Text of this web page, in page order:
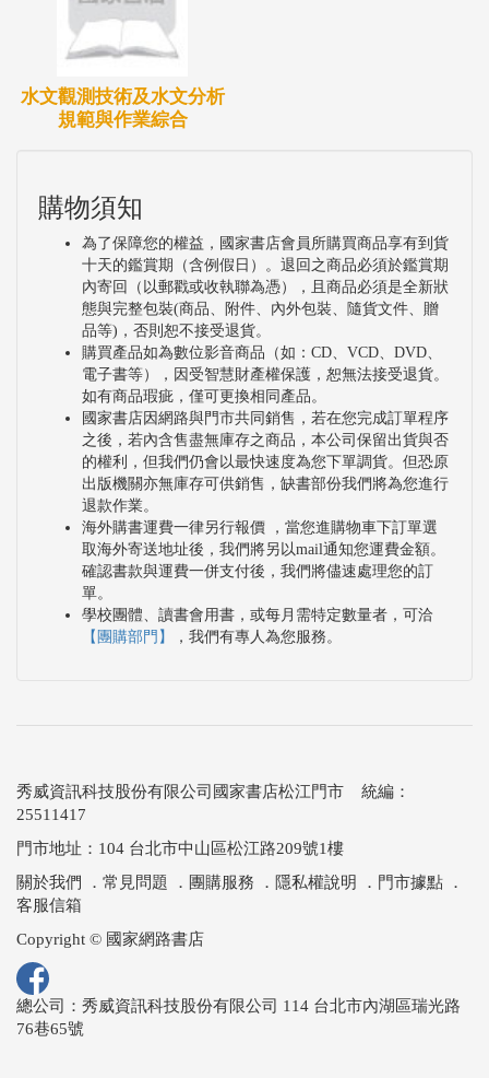
水文觀測技術及水文分析
規範與作業綜合
購物須知
為了保障您的權益，國家書店會員所購買商品享有到貨
十天的鑑賞期（含例假日）。退回之商品必須於鑑賞期
內寄回（以郵戳或收執聯為憑），且商品必須是全新狀
態與完整包裝(商品、附件、內外包裝、隨貨文件、贈
品等)，否則恕不接受退貨。
購買產品如為數位影音商品（如：CD、VCD、DVD、
電子書等），因受智慧財產權保護，恕無法接受退貨。
如有商品瑕疵，僅可更換相同產品。
國家書店因網路與門市共同銷售，若在您完成訂單程序
之後，若內含售盡無庫存之商品，本公司保留出貨與否
的權利，但我們仍會以最快速度為您下單調貨。但恐原
出版機關亦無庫存可供銷售，缺書部份我們將為您進行
退款作業。
海外購書運費一律另行報價 ，當您進購物車下訂單選
取海外寄送地址後，我們將另以mail通知您運費金額。
確認書款與運費一併支付後，我們將儘速處理您的訂
單。
學校團體、讀書會用書，或每月需特定數量者，可洽
【團購部門】
，我們有專人為您服務。
秀威資訊科技股份有限公司國家書店松江門市 統編：
25511417
門市地址：104 台北市中山區松江路209號1樓
關於我們
． 常見問題 ． 團購服務 ． 隱私權說明 ． 門市據點 ．
客服信箱
Copyright © 國家網路書店
總公司：秀威資訊科技股份有限公司 114 台北市內湖區瑞光路
76巷65號